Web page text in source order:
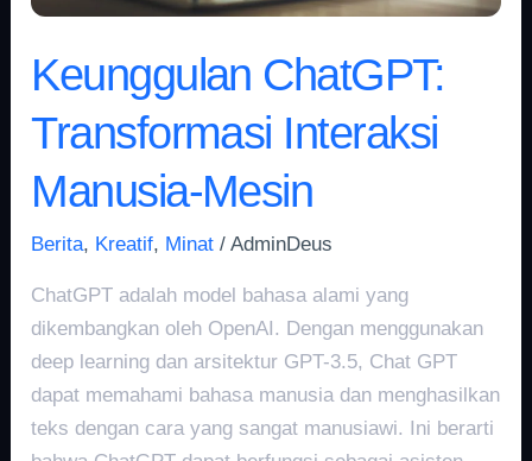
Keunggulan ChatGPT:
Transformasi Interaksi
Manusia-Mesin
Berita, Kreatif, Minat /AdminDeus
ChatGPT adalah model bahasa alami yang
dikembangkan oleh OpenAI. Dengan menggunakan
deep learning dan arsitektur GPT-3.5, Chat GPT
dapat memahami bahasa manusia dan menghasilkan
teks dengan cara yang sangat manusiawi. Ini berarti